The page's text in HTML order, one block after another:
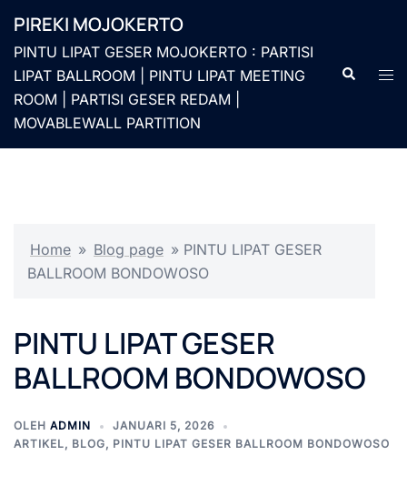
kePIREKI MOJOKERTO
PINTU LIPAT GESER MOJOKERTO : PARTISI
LIPAT BALLROOM | PINTU LIPAT MEETING
ROOM | PARTISI GESER REDAM |
MOVABLEWALL PARTITION
Cari
Home » Blog page » PINTU LIPAT GESER
BALLROOM BONDOWOSO
PINTU LIPAT GESER
BALLROOM BONDOWOSO
OLEH ADMIN
JANUARI 5, 2026
ARTIKEL, BLOG, PINTU LIPAT GESER BALLROOM BONDOWOSO